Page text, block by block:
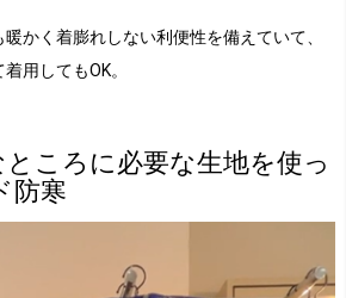
かく着膨れしない利便性を備えていて、
用してもOK。
ころに必要な生地を使っ
防寒